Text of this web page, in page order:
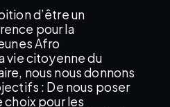
d’être un
pour la
Afro
vie citoyenne du
nous nous donnons
: De nous poser
pour les